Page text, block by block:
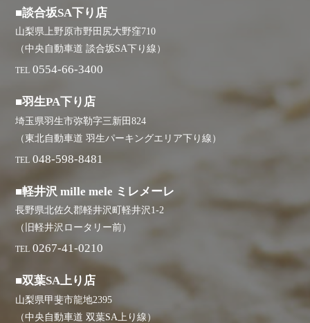
■談合坂SA下り店
山梨県上野原市野田尻大野窪710
（中央自動車道 談合坂SA下り線）
TEL 0554-66-3400
■羽生PA下り店
埼玉県羽生市弥勒字三新田824
（東北自動車道 羽生パーキングエリア下り線）
TEL 048-598-8481
■軽井沢 mille mele ミレメーレ
長野県北佐久郡軽井沢町軽井沢1-2
（旧軽井沢ロータリー前）
TEL 0267-41-0210
■双葉SA上り店
山梨県甲斐市龍地2395
（中央自動車道 双葉SA上り線）